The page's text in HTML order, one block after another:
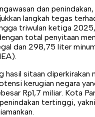
dan
langkah tegas
triwulan ketiga
total penyitaan
dan 298,75 liter
hasil sitaan diperkirakan
kerugian negara
Rp1,7 miliar. Kota
tertinggi,